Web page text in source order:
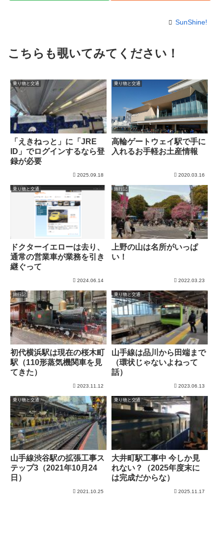
SunShine!
こちらも覗いてみてください！
乗り物と交通
「えきねっと」に「JRE
ID」でログインするなら登
録が必要
2025.09.18
乗り物と交通
高輪ゲートウェイ駅で手に
入れるお手軽お土産情報
2020.03.16
乗り物と交通
ドクターイエローは去り、
通常の営業車が業務を引き
継ぐって
2024.06.14
旅行記
上野の山は名所がいっぱ
い！
2022.03.23
旅行記
初代横浜駅は現在の桜木町
駅（110形蒸気機関車を見
てきた）
2023.11.12
乗り物と交通
山手線は品川から田端まで
（環状じゃないよねって
話）
2023.06.13
乗り物と交通
山手線渋谷駅の拡張工事ス
テップ3（2021年10月24
日）
2021.10.25
乗り物と交通
大井町駅工事中 今しか見
れない？（2025年度末に
は完成だからな）
2025.11.17